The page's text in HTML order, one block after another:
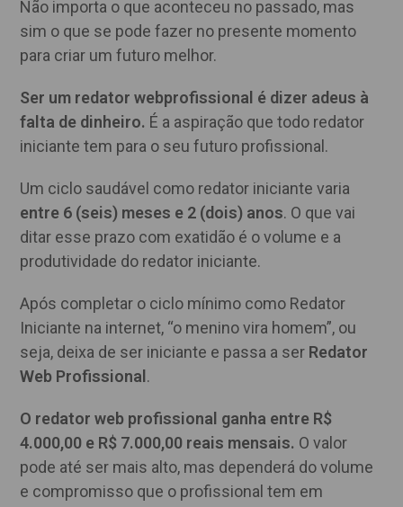
Não importa o que aconteceu no passado, mas
sim o que se pode fazer no presente momento
para criar um futuro melhor.
Ser um redator webprofissional é dizer adeus à
falta de dinheiro. É a aspiração que todo redator
iniciante tem para o seu futuro profissional.
Um ciclo saudável como redator iniciante varia
entre 6 (seis) meses e 2 (dois) anos. O que vai
ditar esse prazo com exatidão é o volume e a
produtividade do redator iniciante.
Após completar o ciclo mínimo como Redator
Iniciante na internet, “o menino vira homem”, ou
seja, deixa de ser iniciante e passa a ser Redator
Web Profissional .
O redator web profissional ganha entre R$
4.000,00 e R$ 7.000,00 reais mensais. O valor
pode até ser mais alto, mas dependerá do volume
e compromisso que o profissional tem em